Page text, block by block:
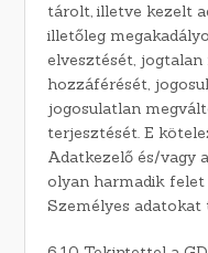
tárolt, illetve kezelt
illetőleg
elvesztését,
hozzáférését,
jogosulatlan
terjesztését. E
Adatkezelő és/vagy
olyan harmadik
Személyes adatokat